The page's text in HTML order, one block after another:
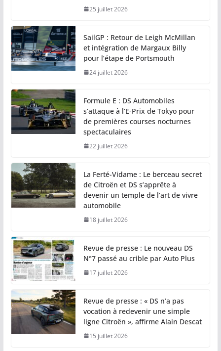
25 juillet 2026
SailGP : Retour de Leigh McMillan
et intégration de Margaux Billy
pour l’étape de Portsmouth
24 juillet 2026
Formule E : DS Automobiles
s’attaque à l’E-Prix de Tokyo pour
de premières courses nocturnes
spectaculaires
22 juillet 2026
La Ferté-Vidame : Le berceau secret
de Citroën et DS s’apprête à
devenir un temple de l’art de vivre
automobile
18 juillet 2026
Revue de presse : Le nouveau DS
N°7 passé au crible par Auto Plus
17 juillet 2026
Revue de presse : « DS n’a pas
vocation à redevenir une simple
ligne Citroën », affirme Alain Descat
15 juillet 2026